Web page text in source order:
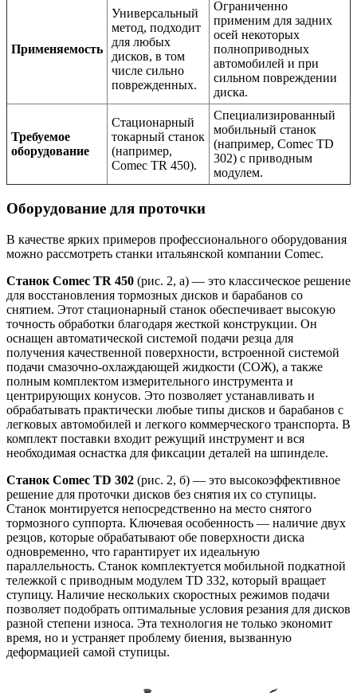
Применяемость
Универсальный
метод, подходит
для любых
дисков, в том
числе сильно
поврежденных.
Ограниченно
применим для задних
осей некоторых
полноприводных
автомобилей и при
сильном повреждении
диска.
Требуемое
оборудование
Стационарный
токарный станок
(например,
Comec TR 450).
Специализированный
мобильный станок
(например, Comec TD
302) с приводным
модулем.
Оборудование для проточки
В качестве ярких примеров профессионального оборудования
можно рассмотреть станки итальянской компании Comec.
Станок Comec TR 450 (рис. 2, а) — это классическое решение
для восстановления тормозных дисков и барабанов со
снятием. Этот стационарный станок обеспечивает высокую
точность обработки благодаря жесткой конструкции. Он
оснащен автоматической системой подачи резца для
получения качественной поверхности, встроенной системой
подачи смазочно-охлаждающей жидкости (СОЖ), а также
полным комплектом измерительного инструмента и
центрирующих конусов. Это позволяет устанавливать и
обрабатывать практически любые типы дисков и барабанов с
легковых автомобилей и легкого коммерческого транспорта. В
комплект поставки входит режущий инструмент и вся
необходимая оснастка для фиксации деталей на шпинделе.
Станок Comec TD 302 (рис. 2, б) — это высокоэффективное
решение для проточки дисков без снятия их со ступицы.
Станок монтируется непосредственно на место снятого
тормозного суппорта. Ключевая особенность — наличие двух
резцов, которые обрабатывают обе поверхности диска
одновременно, что гарантирует их идеальную
параллельность. Станок комплектуется мобильной подкатной
тележкой с приводным модулем TD 332, который вращает
ступицу. Наличие нескольких скоростных режимов подачи
позволяет подобрать оптимальные условия резания для дисков
разной степени износа. Эта технология не только экономит
время, но и устраняет проблему биения, вызванную
деформацией самой ступицы.